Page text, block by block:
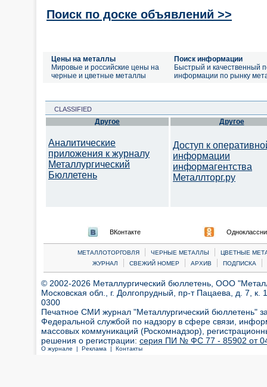
Поиск по доске объявлений >>
Цены на металлы
Мировые и российские цены на
черные и цветные металлы
Поиск информации
Быстрый и качественный
информации по рынку
CLASSIFIED
Другое
Аналитические
приложения к журналу
Металлургический
Бюллетень
Другое
Доступ к
информации
информагентства
Металлторг.ру
ВКонтакте
МЕТАЛЛОТОРГОВЛЯ | ЧЕРНЫЕ МЕТАЛЛЫ |
ЦВЕТНЫЕ
ЖУРНАЛ
| СВЕЖИЙ НОМЕР | АРХИВ | ПОДПИСКА |
© 2002-2026 Металлургический бюллетень, ООО
Московская обл., г. Долгопрудный, пр-т Пацаева, д. 7,
0300
Печатное СМИ журнал "Металлургический бюллетень"
Федеральной службой по надзору в сфере связи,
массовых коммуникаций (Роскомнадзор),
решения о регистрации: серия ПИ № ФС 77 - 85902 от 04
О журнале | Реклама | Контакты